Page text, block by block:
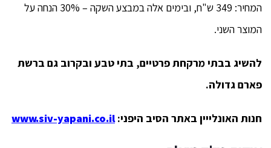
המחיר: 349 ש"ח, ובימים אלה במבצע השקה – 30% הנחה על
המוצר השני.
להשיג בבתי מרקחת פרטיים, בתי טבע ובקרוב גם ברשת
פארם גדולה.
חנות האונלייין באתר הסיב היפני:www.siv-yapani.co.il